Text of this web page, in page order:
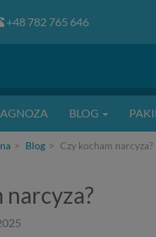
+48 782 765 646
BLOG
Blog Czy kocham narcyza?
narcyza?